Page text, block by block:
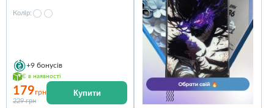
Колір:
+9 бонусів
Є в наявності
179грн
229 грн
Купити